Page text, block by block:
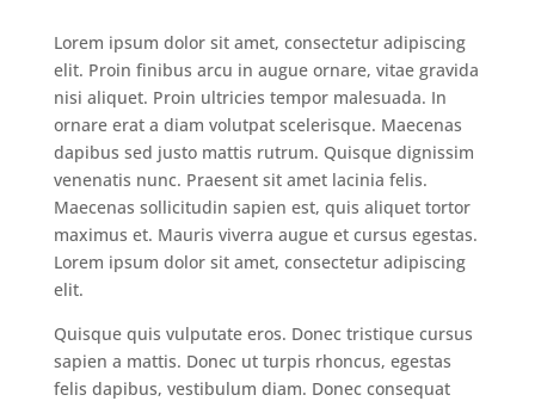
Lorem ipsum dolor sit amet, consectetur adipiscing
elit. Proin finibus arcu in augue ornare, vitae gravida
nisi aliquet. Proin ultricies tempor malesuada. In
ornare erat a diam volutpat scelerisque. Maecenas
dapibus sed justo mattis rutrum. Quisque dignissim
venenatis nunc. Praesent sit amet lacinia felis.
Maecenas sollicitudin sapien est, quis aliquet tortor
maximus et. Mauris viverra augue et cursus egestas.
Lorem ipsum dolor sit amet, consectetur adipiscing
elit.
Quisque quis vulputate eros. Donec tristique cursus
sapien a mattis. Donec ut turpis rhoncus, egestas
felis dapibus, vestibulum diam. Donec consequat